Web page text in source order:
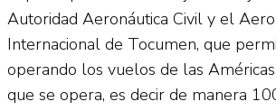
Autoridad Aeronáutica Civil y el
Internacional de Tocumen, que
operando los vuelos de las
que se opera, es decir de manera